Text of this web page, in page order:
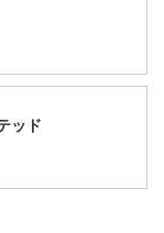
ッド